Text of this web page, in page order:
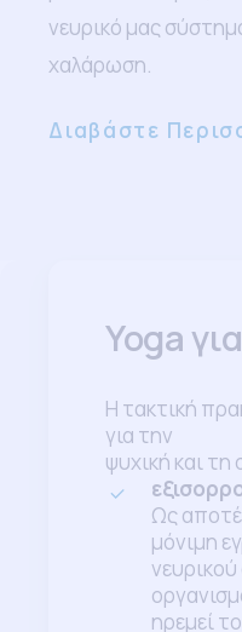
νευρικό μας
χαλάρωση.
Διαβάστε
Yoga
Η τακτική
για την
ψυχική και
Ως
μόνιμη
ηρεμεί